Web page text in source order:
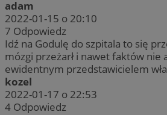
adam
2022-01-15 o 20:10
7 Odpowiedz
Idź na Godulę do szpitala to się
mózgi przeżarł i nawet faktów nie
ewidentnym przedstawicielem
kozel
2022-01-17 o 22:53
4 Odpowiedz